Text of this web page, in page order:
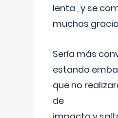
lenta , y se
muchas
Sería más
estando
que no
de